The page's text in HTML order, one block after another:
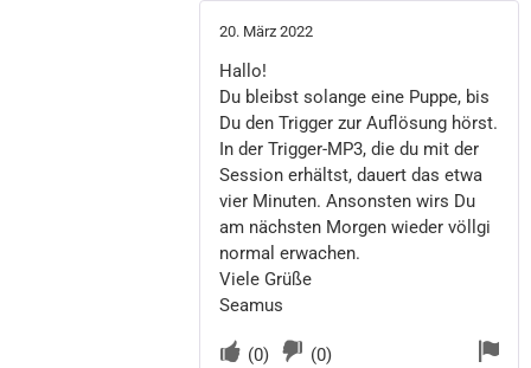
20. März 2022
Hallo!
Du bleibst solange eine Puppe, bis
Du den Trigger zur Auflösung hörst.
In der Trigger-MP3, die du mit der
Session erhältst, dauert das etwa
vier Minuten. Ansonsten wirs Du
am nächsten Morgen wieder völlgi
normal erwachen.
Viele Grüße
Seamus
(0) (0)